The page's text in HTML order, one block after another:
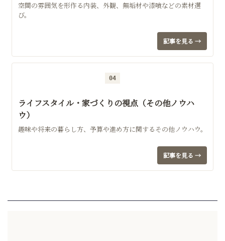
空間の雰囲気を形作る内装、外観、無垢材や漆喰などの素材選
び。
記事を見る →
04
ライフスタイル・家づくりの視点（その他ノウハ
ウ）
趣味や将来の暮らし方、予算や進め方に関するその他ノウハウ。
記事を見る →